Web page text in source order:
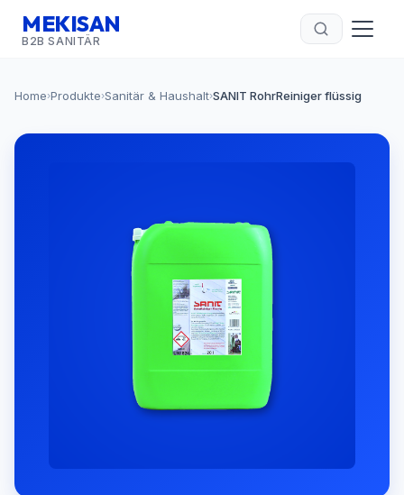
MEKISAN
B2B SANITÄR
Home›Produkte›Sanitär & Haushalt›SANIT RohrReiniger flüssig